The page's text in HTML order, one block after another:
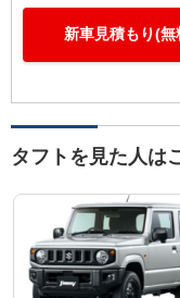
新車見積もり(無
タフトを見た人は